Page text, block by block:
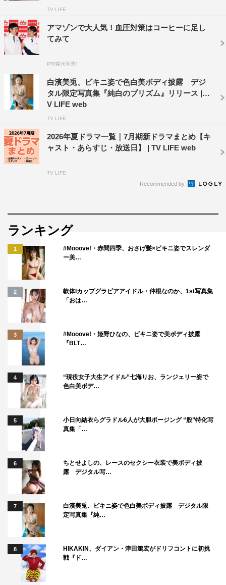
TV LIFE
アマゾンで大人気！血圧対策はコーヒーに足し
てみて
PR(森永乳業)
白濱美兎、ビキニ姿で色白美ボディ披露 デジ
タル限定写真集『純白のプリズム』リリース | T
V LIFE web
TV LIFE
2026年夏ドラマ一覧｜7月期新ドラマまとめ【キ
ャスト・あらすじ・放送日】 | TV LIFE web
TV LIFE
Recommended by
ランキング
1
#Mooove!・赤間四季、おさげ髪×ビキニ姿でスレンダ
ー美…
2
軟体Iカップグラビアアイドル・仲根なのか、1st写真集
「おは…
3
#Mooove!・姫野ひなの、ビキニ姿で美ボディ披露
『BLT…
4
“現役女子大生アイドル”七海りお、ランジェリー姿で
色白美ボデ…
5
小日向結衣らグラドル6人が大胆ポージング “股”特化写
真集「…
6
ちとせよしの、レースのセクシー衣装で美ボディ披
露 デジタル写…
7
白濱美兎、ビキニ姿で色白美ボディ披露 デジタル限
定写真集『純…
8
HIKAKIN、ダイアン・津田篤宏がドリフコントに初挑
戦『ド…